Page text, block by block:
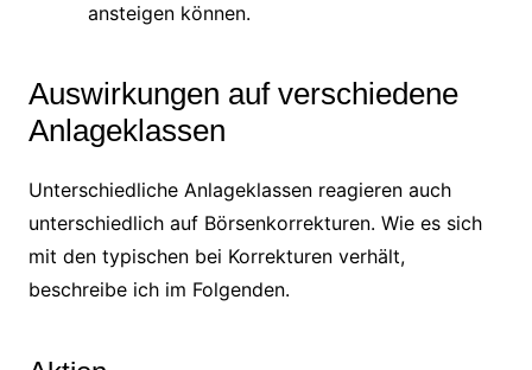
ansteigen können.
Auswirkungen auf verschiedene
Anlageklassen
Unterschiedliche Anlageklassen reagieren auch
unterschiedlich auf Börsenkorrekturen. Wie es sich
mit den typischen bei Korrekturen verhält,
beschreibe ich im Folgenden.